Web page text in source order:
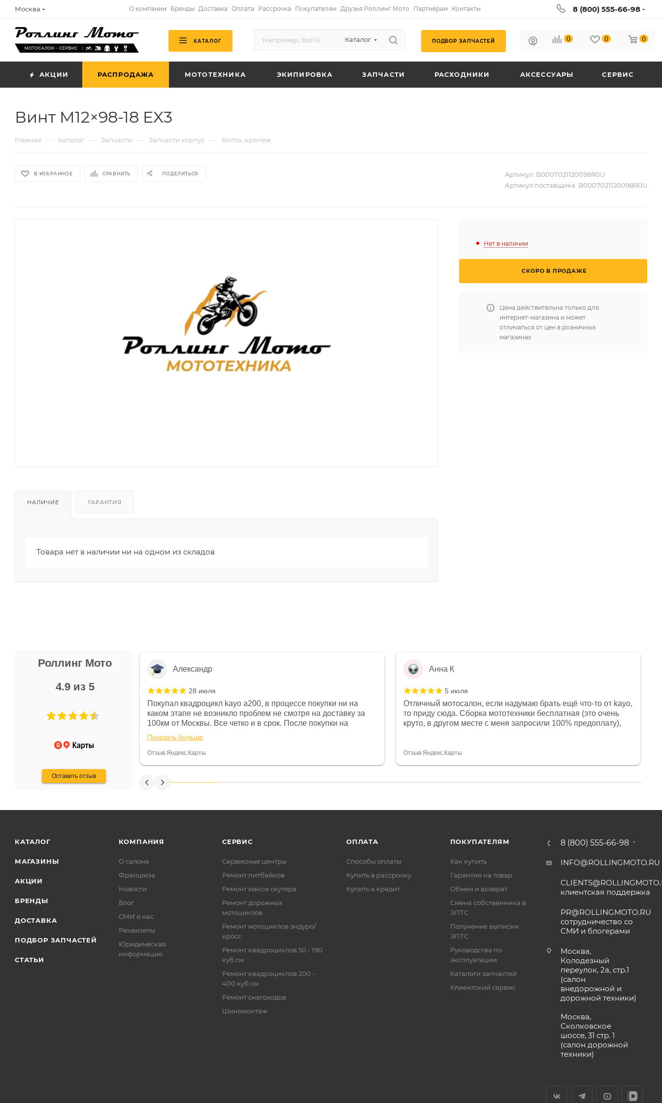
Москва О компании Бренды Доставка Оплата Рассрочка Покупателям Друзья Роллинг Мото Партнёрам Контакты 8 (800) 555-66-98
КАТАЛОГ Каталог ПОДБОР ЗАПЧАСТЕЙ 0 0 0
АКЦИИ РАСПРОДАЖА МОТОТЕХНИКА ЭКИПИРОВКА ЗАПЧАСТИ РАСХОДНИКИ АКСЕССУАРЫ СЕРВИС
Винт M12×98-18 EX3
Главная — Каталог — Запчасти — Запчасти корпус — Болты, крепеж
В ИЗБРАННОЕ СРАВНИТЬ ПОДЕЛИТЬСЯ Артикул: B0007021120098R0U
Артикул поставщика: B0007021120098R0U
НАЛИЧИЕ ГАРАНТИЯ
Товара нет в наличии ни на одном из складов
Нет в наличии
СКОРО В ПРОДАЖЕ
Цена действительна только для
интернет-магазина и может
отличаться от цен в розничных
магазинах
Роллинг Мото
4.9 из 5
Оставить отзыв
Не понравились условия
и дают только на год)
Александр
28 июля
Покупал квадроцикл kayo a200, в процессе покупки ни на
каком этапе не возникло проблем не смотря на доставку за
100км от Москвы. Все четко и в срок. После покупки на
спидометре всегда был 0, при этом представители магазина
постоянно были на связи и в итоге проблема была решена.
Считаю, что это говорит о небезразличии к клиенту после
Показать больше
Отзыв Яндекс.Карты
Анна К
5 июля
Отличный мотосалон, если надумаю брать ещё что-то от kayo,
то приду сюда. Сборка мототехники бесплатная (это очень
круто, в другом месте с меня запросили 100% предоплату),
спасибо отдельное, всегда на связи, очень детально всё
Отзыв Яндекс.Карты
КАТАЛОГ
МАГАЗИНЫ
АКЦИИ
БРЕНДЫ
ДОСТАВКА
ПОДБОР ЗАПЧАСТЕЙ
СТАТЬИ
КОМПАНИЯ
О салоне
Франшиза
Новости
Блог
СМИ о нас
Реквизиты
Юридическая
информация
СЕРВИС
Сервисные центры
Ремонт питбайков
Ремонт макси скутера
Ремонт дорожных
мотоциклов
Ремонт мотоциклов эндуро/
кросс
Ремонт квадроциклов 50 - 190
куб.см
Ремонт квадроциклов 200 -
400 куб.см
Ремонт снегоходов
Шиномонтаж
ОПЛАТА
Способы оплаты
Купить в рассрочку
Купить в кредит
ПОКУПАТЕЛЯМ
Как купить
Гарантия на товар
Обмен и возврат
Смена собственника в
ЭПТС
Получение выписки
ЭПТС
Руководства по
эксплуатации
Каталоги запчастей
Клиентский сервис
8 (800) 555-66-98
INFO@ROLLINGMOTO.RU
клиентская поддержка
PR@ROLLINGMOTO.RU
сотрудничество со
СМИ и блогерами
Москва,
Колодезный
переулок, 2а, стр.1
(салон
внедорожной и
дорожной техники)
Москва,
Сколковское
шоссе, 31 стр. 1
(салон дорожной
техники)